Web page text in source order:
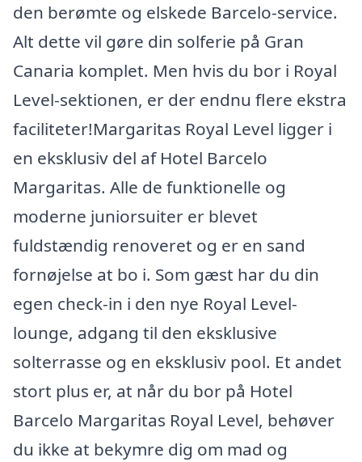
den berømte og elskede Barcelo-service.
Alt dette vil gøre din solferie på Gran
Canaria komplet. Men hvis du bor i Royal
Level-sektionen, er der endnu flere ekstra
faciliteter!Margaritas Royal Level ligger i
en eksklusiv del af Hotel Barcelo
Margaritas. Alle de funktionelle og
moderne juniorsuiter er blevet
fuldstændig renoveret og er en sand
fornøjelse at bo i. Som gæst har du din
egen check-in i den nye Royal Level-
lounge, adgang til den eksklusive
solterrasse og en eksklusiv pool. Et andet
stort plus er, at når du bor på Hotel
Barcelo Margaritas Royal Level, behøver
du ikke at bekymre dig om mad og